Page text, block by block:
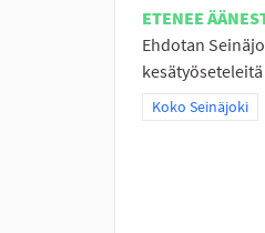
ETENEE
Ehdotan
Rajaa tulokset
Koko Seinäjoki